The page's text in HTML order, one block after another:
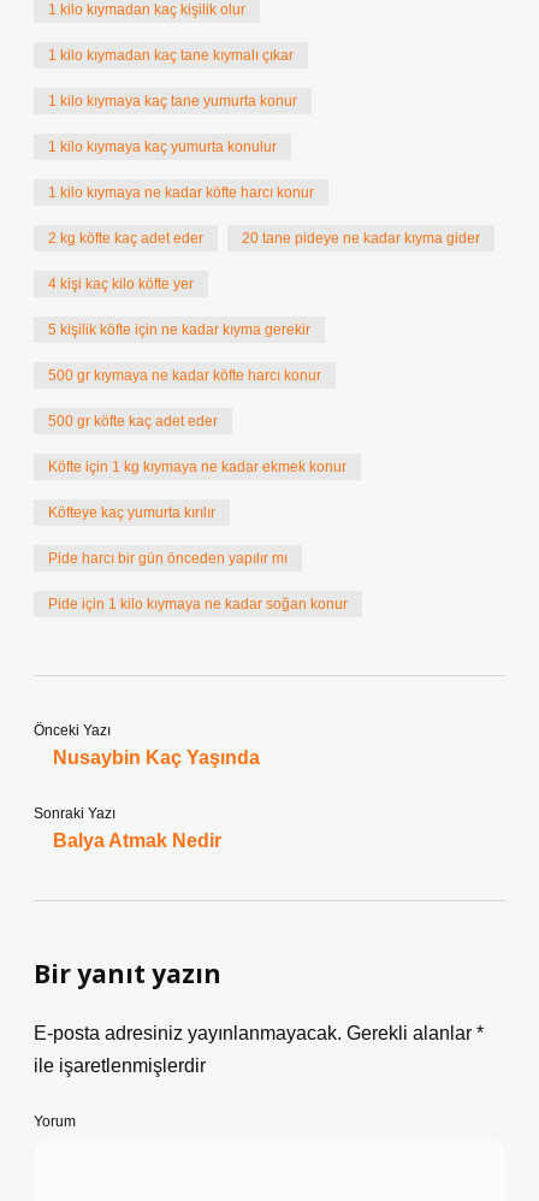
1 kilo kıymadan kaç kişilik olur
1 kilo kıymadan kaç tane kıymalı çıkar
1 kilo kıymaya kaç tane yumurta konur
1 kilo kıymaya kaç yumurta konulur
1 kilo kıymaya ne kadar köfte harcı konur
2 kg köfte kaç adet eder 20 tane pideye ne kadar kıyma gider
4 kişi kaç kilo köfte yer
5 kişilik köfte için ne kadar kıyma gerekir
500 gr kıymaya ne kadar köfte harcı konur
500 gr köfte kaç adet eder
Köfte için 1 kg kıymaya ne kadar ekmek konur
Köfteye kaç yumurta kırılır
Pide harcı bir gün önceden yapılır mı
Pide için 1 kilo kıymaya ne kadar soğan konur
Önceki Yazı
Nusaybin Kaç Yaşında
Sonraki Yazı
Balya Atmak Nedir
Bir yanıt yazın
E-posta adresiniz yayınlanmayacak. Gerekli alanlar *
ile işaretlenmişlerdir
Yorum